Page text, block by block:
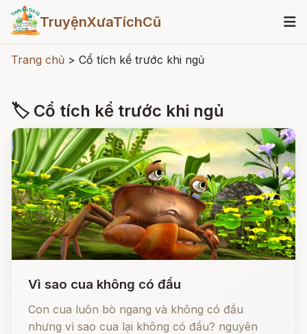
TruyệnXưaTíchCũ
Trang chủ > Cổ tích kể trước khi ngủ
🏷 Cổ tích kể trước khi ngủ
Vì sao cua không có đầu
Con cua luôn bò ngang và không có đầu
nhưng vì sao cua lại không có đầu? nguyên